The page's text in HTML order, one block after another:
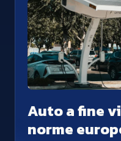
Auto a fine
norme